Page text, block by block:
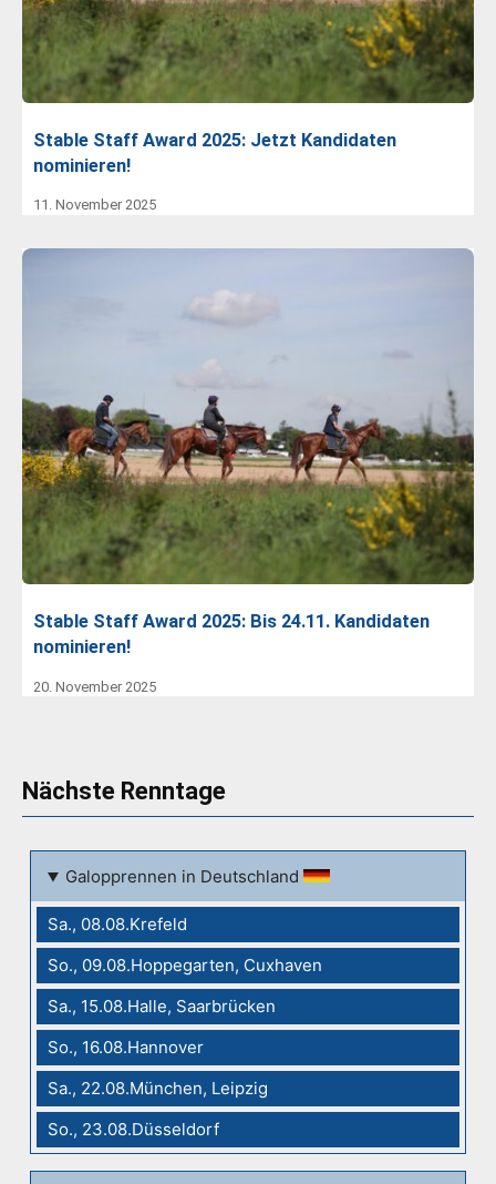
Stable Staff Award 2025: Jetzt Kandidaten
nominieren!
11. November 2025
Stable Staff Award 2025: Bis 24.11. Kandidaten
nominieren!
20. November 2025
Nächste Renntage
Galopprennen in Deutschland
Sa., 08.08.Krefeld
So., 09.08.Hoppegarten, Cuxhaven
Sa., 15.08.Halle, Saarbrücken
So., 16.08.Hannover
Sa., 22.08.München, Leipzig
So., 23.08.Düsseldorf